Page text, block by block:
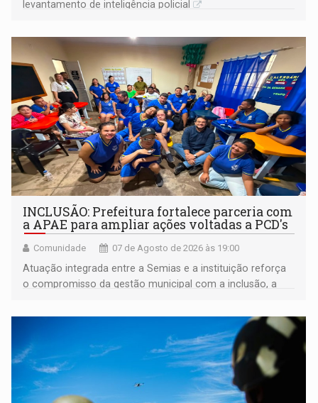
levantamento de inteligência policial
INCLUSÃO: Prefeitura fortalece parceria com
a APAE para ampliar ações voltadas a PCD's
Comunidade 07 de Agosto de 2026 às 19:00
Atuação integrada entre a Semias e a instituição reforça
o compromisso da gestão municipal com a inclusão, a